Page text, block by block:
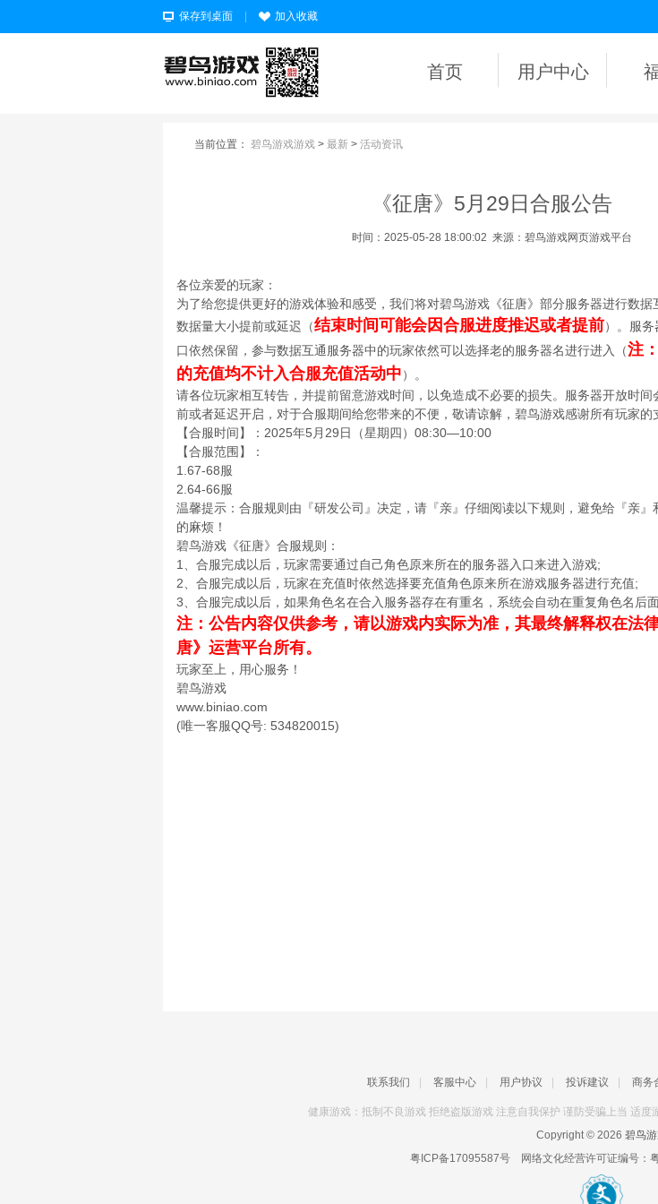
保存到桌面 加入收藏
首页 用户中心
当前位置： 碧鸟游戏游戏 > 最新 > 活动资讯
《征唐》5月29日合服公告
时间：2025-05-28 18:00:02 来源：碧鸟游戏网页游戏平台
各位亲爱的玩家：
为了给您提供更好的游戏体验和感受，我们将对碧鸟游戏《征唐》部分服务器进行数据
数据量大小提前或延迟（结束时间可能会因合服进度推迟或者提前）。服
口依然保留，参与数据互通服务器中的玩家依然可以选择老的服务器名进行进入（注
的充值均不计入合服充值活动中）。
请各位玩家相互转告，并提前留意游戏时间，以免造成不必要的损失。服务器开放时间
前或者延迟开启，对于合服期间给您带来的不便，敬请谅解，碧鸟游戏感谢所有玩家的
【合服时间】：2025年5月29日（星期四）08:30—10:00
【合服范围】：
1.67-68服
2.64-66服
温馨提示：合服规则由『研发公司』决定，请『亲』仔细阅读以下规则，避免给『亲
的麻烦！
碧鸟游戏《征唐》合服规则：
1、合服完成以后，玩家需要通过自己角色原来所在的服务器入口来进入游戏;
2、合服完成以后，玩家在充值时依然选择要充值角色原来所在游戏服务器进行充值;
3、合服完成以后，如果角色名在合入服务器存在有重名，系统会自动在重复角色名后面
注：公告内容仅供参考，请以游戏内实际为准，其最终解释权在法
唐》运营平台所有。
玩家至上，用心服务！
碧鸟游戏
www.biniao.com
(唯一客服QQ号: 534820015)
联系我们 客服中心 用户协议 投诉建议 商务
健康游戏：抵制不良游戏 拒绝盗版游戏 注意自我保护 谨防受骗上当 适
Copyright © 2026 碧鸟
粤ICP备17095587号
网络文化经营许可证编号：